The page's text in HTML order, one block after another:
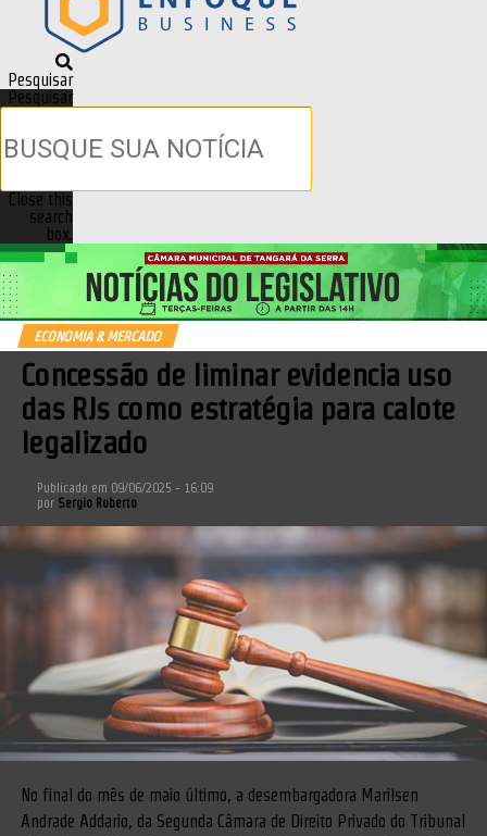
Pesquisar
Pesquisar
Close this
search
box.
ECONOMIA & MERCADO
Concessão de liminar evidencia uso
das RJs como estratégia para calote
legalizado
Publicado em 09/06/2025 - 16:09
por Sergio Roberto
No final do mês de maio último, a desembargadora Marilsen
Andrade Addario, da Segunda Câmara de Direito Privado do Tribunal